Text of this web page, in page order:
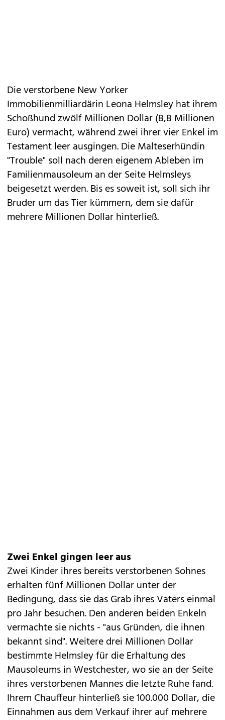
Die verstorbene New Yorker
Immobilienmilliardärin Leona Helmsley hat ihrem
Schoßhund zwölf Millionen Dollar (8,8 Millionen
Euro) vermacht, während zwei ihrer vier Enkel im
Testament leer ausgingen. Die Malteserhündin
"Trouble" soll nach deren eigenem Ableben im
Familienmausoleum an der Seite Helmsleys
beigesetzt werden. Bis es soweit ist, soll sich ihr
Bruder um das Tier kümmern, dem sie dafür
mehrere Millionen Dollar hinterließ.
Zwei Enkel gingen leer aus
Zwei Kinder ihres bereits verstorbenen Sohnes
erhalten fünf Millionen Dollar unter der
Bedingung, dass sie das Grab ihres Vaters einmal
pro Jahr besuchen. Den anderen beiden Enkeln
vermachte sie nichts - "aus Gründen, die ihnen
bekannt sind". Weitere drei Millionen Dollar
bestimmte Helmsley für die Erhaltung des
Mausoleums in Westchester, wo sie an der Seite
ihres verstorbenen Mannes die letzte Ruhe fand.
Ihrem Chauffeur hinterließ sie 100.000 Dollar, die
Einnahmen aus dem Verkauf ihrer auf mehrere